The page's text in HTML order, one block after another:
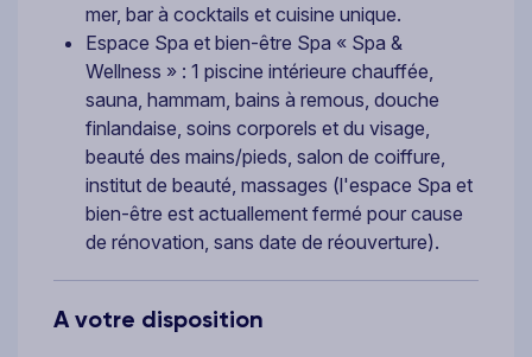
mer, bar à cocktails et cuisine unique.
Espace Spa et bien-être Spa « Spa &
Wellness » : 1 piscine intérieure chauffée,
sauna, hammam, bains à remous, douche
finlandaise, soins corporels et du visage,
beauté des mains/pieds, salon de coiffure,
institut de beauté, massages (l'espace Spa et
bien-être est actuallement fermé pour cause
de rénovation, sans date de réouverture).
A votre disposition